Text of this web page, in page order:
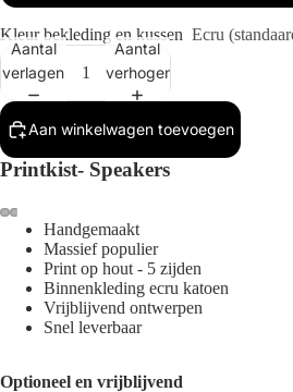
Afbeelding
openen
volledig
Afbeelding
openen
volledig
Afbeelding
openen
volledig
Afbeelding
openen
volledig
Kleur bekleding en kussen Ecru
Aantal
verlagen
Aantal
verhogen
Aan winkelwagen toevoegen
Printkist- Speakers
Handgemaakt
Massief populier
Print op hout - 5 zijden
Binnenkleding ecru katoen
Vrijblijvend ontwerpen
Snel leverbaar
Optioneel en vrijblijvend